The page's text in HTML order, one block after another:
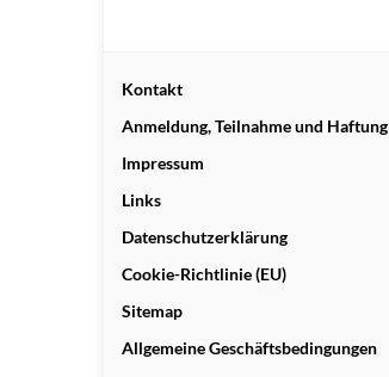
Kontakt
Anmeldung, Teilnahme und Haftung
Impressum
Links
Datenschutzerklärung
Cookie-Richtlinie (EU)
Sitemap
Allgemeine Geschäftsbedingungen